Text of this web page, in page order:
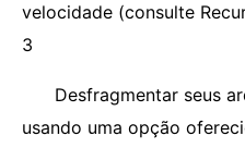
velocidade (consulte
3
Desfragmentar seus
usando uma opção